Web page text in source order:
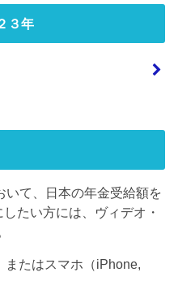
３年
いて、日本の年金受給額を
たい方には、ヴィデオ・
またはスマホ（iPhone,